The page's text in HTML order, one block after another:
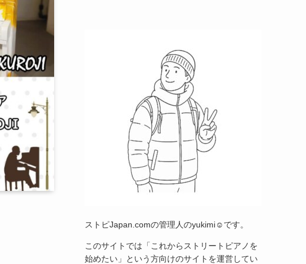
ストピJapan.comの管理人のyukimi☺です。
このサイトでは「これからストリートピアノを
始めたい」という方向けのサイトを運営してい